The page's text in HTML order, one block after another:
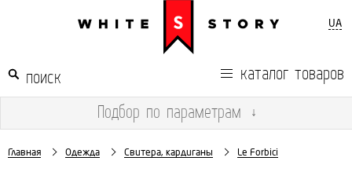
UA
каталог товаров
Подбор по параметрам ↓
Главная Одежда Свитера, кардиганы Le Forbici